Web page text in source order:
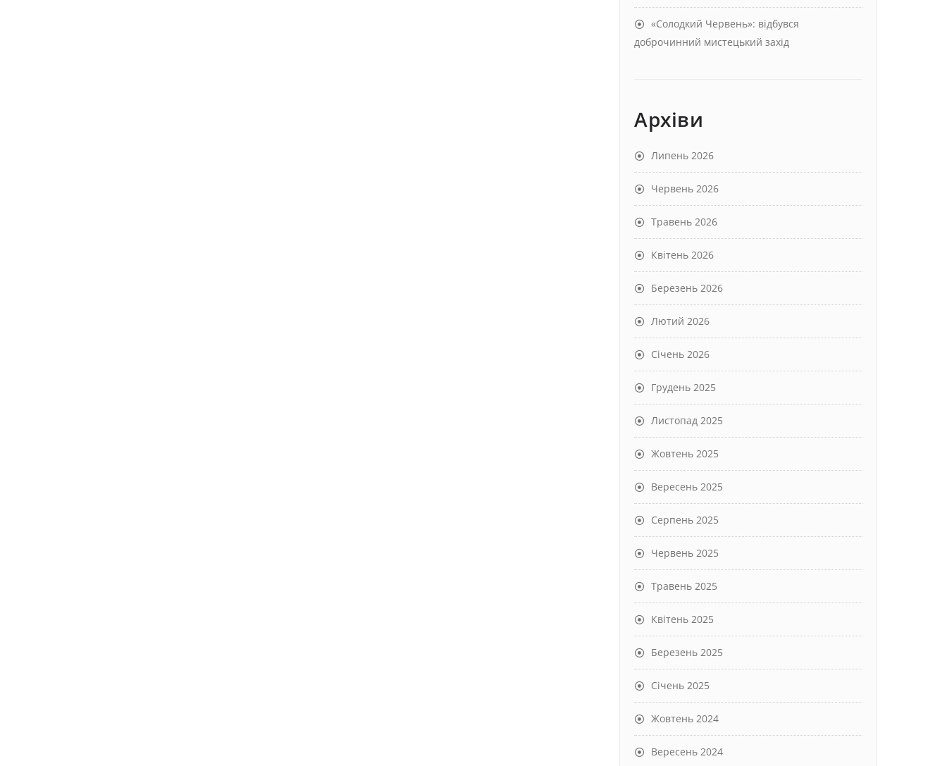
«Солодкий Червень»: відбувся
доброчинний мистецький захід
Архіви
Липень 2026
Червень 2026
Травень 2026
Квітень 2026
Березень 2026
Лютий 2026
Січень 2026
Грудень 2025
Листопад 2025
Жовтень 2025
Вересень 2025
Серпень 2025
Червень 2025
Травень 2025
Квітень 2025
Березень 2025
Січень 2025
Жовтень 2024
Вересень 2024